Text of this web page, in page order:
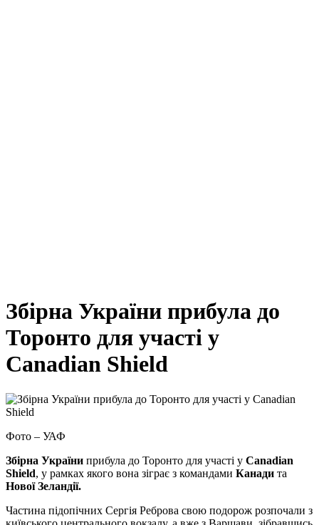
Збірна України прибула до
Торонто для участі у
Canadian Shield
Фото – УАФ
Збірна України прибула до Торонто для участі у Canadian
Shield, у рамках якого вона зіграє з командами Канади та
Нової Зеландії.
Частина підопічних Сергія Реброва свою подорож розпочали з